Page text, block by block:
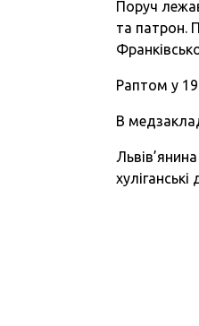
Поруч
та патрон.
Раптом у
В
хуліганські